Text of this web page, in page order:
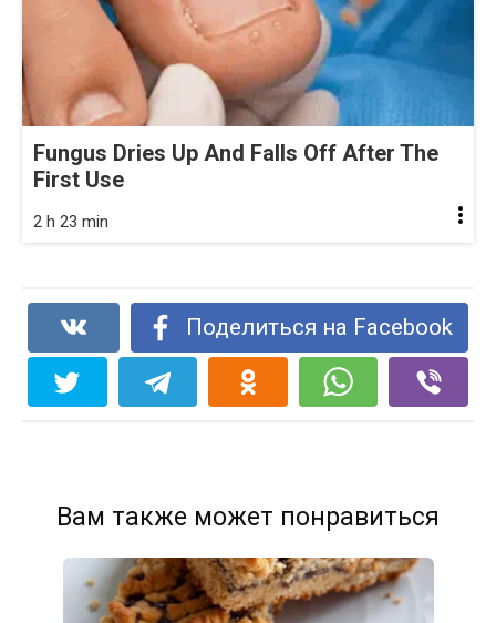
Fungus Dries Up And Falls Off After The
First Use
2 h 23 min
Поделиться на Facebook
Вам также может понравиться